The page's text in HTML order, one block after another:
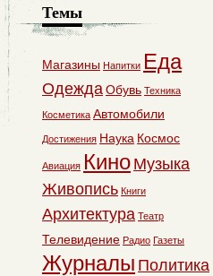
Темы
Магазины Напитки Еда
ОдеждаОбувь Техника
Косметика Автомобили
Достижения Наука Космос
Авиация Кино Музыка
Живопись Книги
Архитектура Театр
Телевидение Радио Газеты
Журналы Политика